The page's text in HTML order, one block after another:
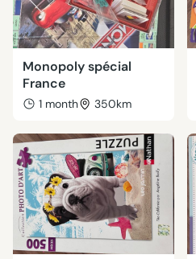
Monopoly spécial
France
1 month 350km